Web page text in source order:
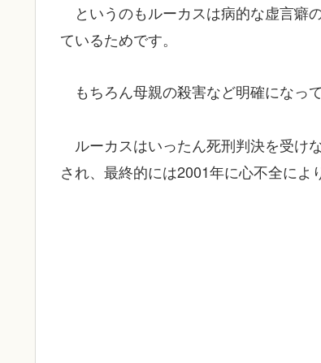
というのもルーカスは病的な虚言癖
ているためです。
もちろん母親の殺害など明確になっ
ルーカスはいったん死刑判決を受け
され、最終的には2001年に心不全によ